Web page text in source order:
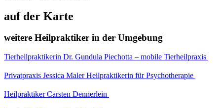
auf der Karte
weitere Heilpraktiker in der Umgebung
Tierheilpraktikerin Dr. Gundula Piechotta – mobile Tierheilpraxis
Privatpraxis Jessica Maler Heilpraktikerin für Psychotherapie
Heilpraktiker Carsten Dennerlein